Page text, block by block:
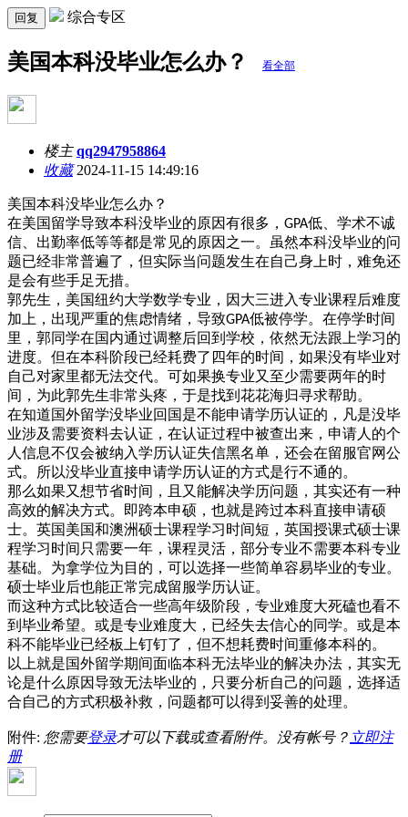
回复 综合专区
美国本科没毕业怎么办？ 看全部
楼主 qq2947958864
收藏2024-11-15 14:49:16
美国本科没毕业怎么办？
在美国留学导致本科没毕业的原因有很多， GPA低、学术不诚
信、出勤率低等等都是常见的原因之一。虽然本科没毕业的问
题已经非常普遍了，但实际当问题发生在自己身上时，难免还
是会有些手足无措。
郭先生，美国纽约大学数学专业，因大三进入专业课程后难度
加上，出现严重的焦虑情绪，导致GPA低被停学。在停学时间
里，郭同学在国内通过调整后回到学校，依然无法跟上学习的
进度。但在本科阶段已经耗费了四年的时间，如果没有毕业对
自己对家里都无法交代。可如果换专业又至少需要两年的时
间，为此郭先生非常头疼，于是找到花花海归寻求帮助。
在知道国外留学没毕业回国是不能申请学历认证的，凡是没毕
业涉及需要资料去认证，在认证过程中被查出来，申请人的个
人信息不仅会被纳入学历认证失信黑名单，还会在留服官网公
式。所以没毕业直接申请学历认证的方式是行不通的。
那么如果又想节省时间，且又能解决学历问题，其实还有一种
高效的解决方式。即跨本申硕，也就是跨过本科直接申请硕
士。英国美国和澳洲硕士课程学习时间短，英国授课式硕士课
程学习时间只需要一年，课程灵活，部分专业不需要本科专业
基础。为拿学位为目的，可以选择一些简单容易毕业的专业。
硕士毕业后也能正常完成留服学历认证。
而这种方式比较适合一些高年级阶段，专业难度大死磕也看不
到毕业希望。或是专业难度大，已经失去信心的同学。或是本
科不能毕业已经板上钉钉了，但不想耗费时间重修本科的。
以上就是国外留学期间面临本科无法毕业的解决办法，其实无
论是什么原因导致无法毕业的，只要分析自己的问题，选择适
合自己的方式积极补救，问题都可以得到妥善的处理。
附件: 您需要登录才可以下载或查看附件。没有帐号？ 立即注
册